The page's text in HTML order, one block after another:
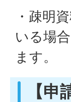
・疎明
いる場
ます。
【申